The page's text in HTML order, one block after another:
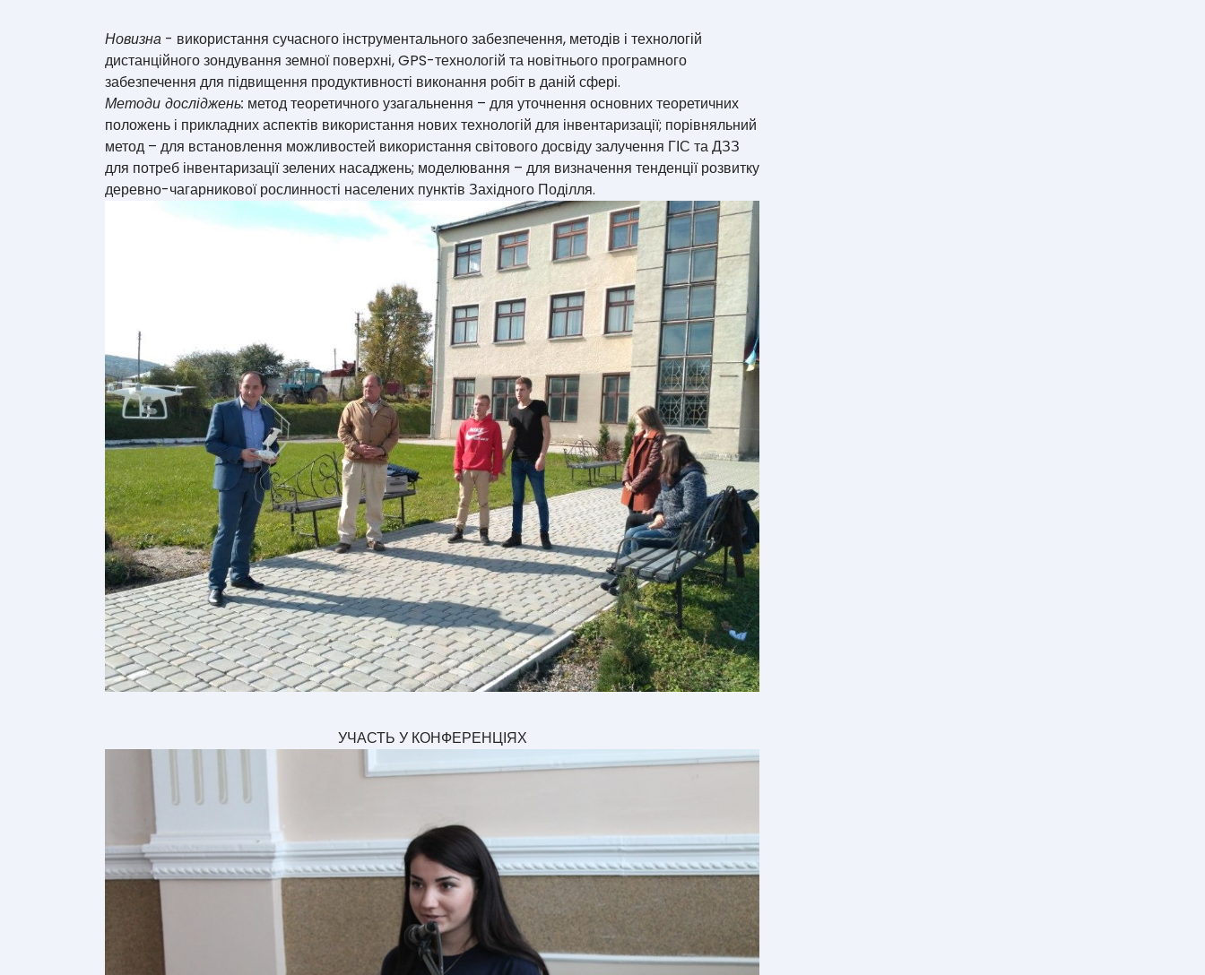
Новизна - використання сучасного інструментального забезпечення, методів і технологій
дистанційного зондування земної поверхні, GPS-технологій та новітнього програмного
забезпечення для підвищення продуктивності виконання робіт в даній сфері.
Методи досліджень: метод теоретичного узагальнення – для уточнення основних теоретичних
положень і прикладних аспектів використання нових технологій для інвентаризації; порівняльний
метод – для встановлення можливостей використання світового досвіду залучення ГІС та ДЗЗ
для потреб інвентаризації зелених насаджень; моделювання – для визначення тенденції розвитку
деревно-чагарникової рослинності населених пунктів Західного Поділля.
УЧАСТЬ У КОНФЕРЕНЦІЯХ